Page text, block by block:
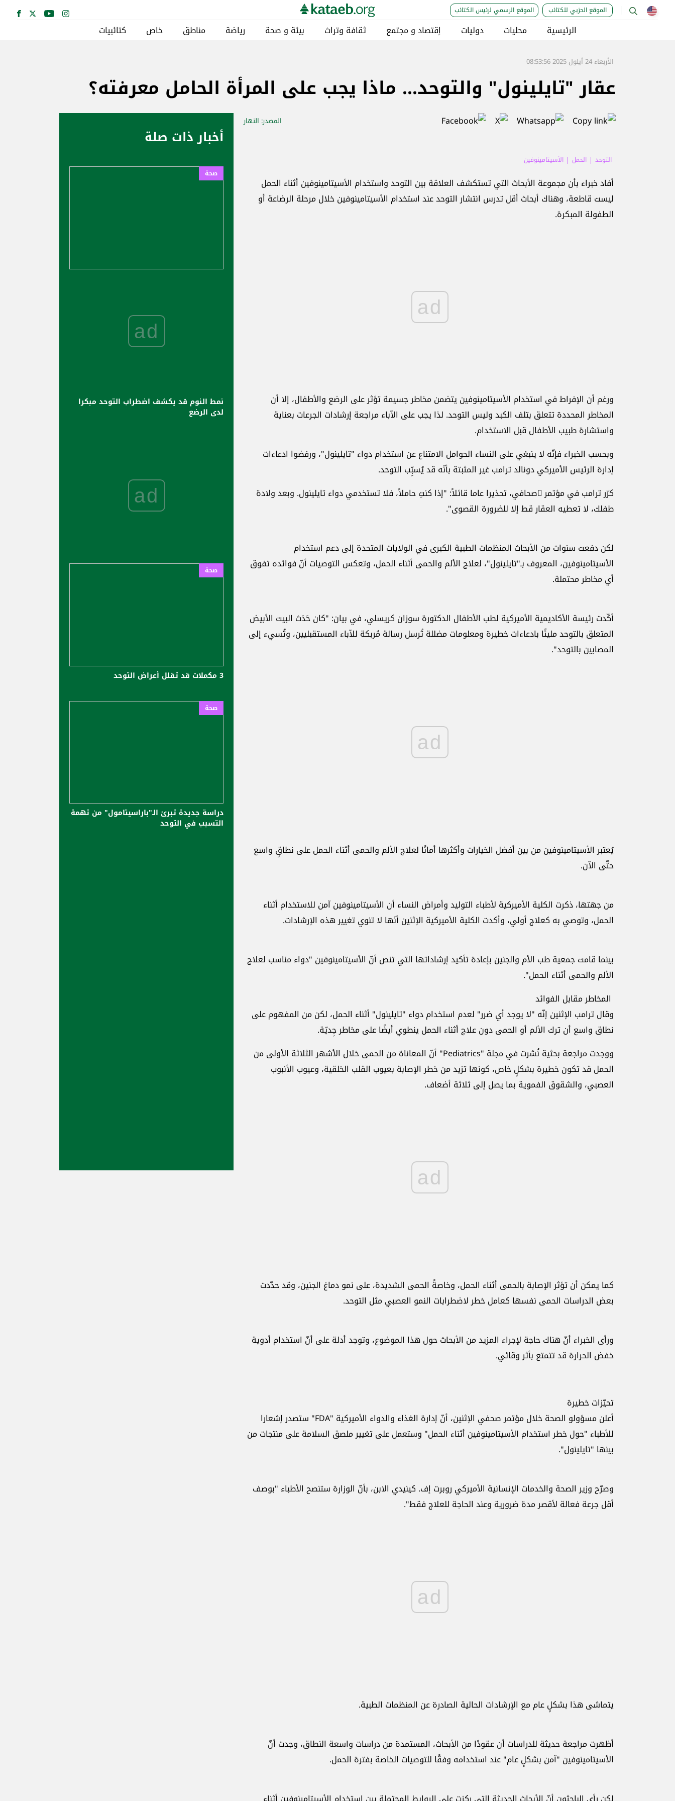
الموقع الحزبي للكتائب الموقع الرسمي لرئيس الكتائب
الرئيسية محليات دوليات إقتصاد و مجتمع ثقافة وتراث بيئة و صحة رياضة مناطق خاص كتائبيات
الأربعاء 24 أيلول 2025 08:53:56
عقار "تايلينول" والتوحد... ماذا يجب على المرأة الحامل ‏معرفته؟
المصدر: النهار
‏التوحد الحمل ‏الأسيتامينوفين
أفاد خبراء بأن مجموعة الأبحاث التي تستكشف العلاقة بين ‏التوحد واستخدام ‏الأسيتامينوفين أثناء الحمل
ليست قاطعة، ‏وهناك أبحاث أقل تدرس ‏انتشار التوحد عند استخدام ‏الأسيتامينوفين خلال مرحلة الرضاعة أو
‏الطفولة المبكرة.‏
ad
ورغم أن الإفراط في استخدام الأسيتامينوفين يتضمن مخاطر ‏جسيمة ‏تؤثر على الرضع والأطفال، إلا أن
المخاطر المحددة ‏تتعلق بتلف الكبد ‏وليس التوحد. لذا يجب على الآباء مراجعة ‏إرشادات الجرعات بعناية
‏واستشارة طبيب الأطفال قبل ‏الاستخدام.‏
وبحسب الخبراء فإنّه لا ينبغي على النساء الحوامل الامتناع ‏عن استخدام دواء "تايلينول"، ورفضوا ادعاءات
إدارة الرئيس ‏الأميركي دونالد ترامب غير المثبتة بأنّه قد يُسبِّب التوحد.‏
كرّر ترامب في مؤتمر ٍصحافي، تحذيرا عاما قائلاً: "إذا كنتِ ‏حاملاً، فلا تستخدمي دواء تايلينول. وبعد ولادة
طفلك، لا ‏تعطيه العقار قط إلا للضرورة القصوى".‏
لكن دفعت سنوات من الأبحاث المنظمات الطبية الكبرى في ‏الولايات المتحدة إلى دعم استخدام
الأسيتامينوفين، المعروف ‏بـ"تايلينول"، لعلاج الألم والحمى أثناء الحمل، وتعكس ‏التوصيات أنّ فوائده تفوق
أي مخاطر محتملة.‏
أكّدت رئيسة الأكاديمية الأميركية لطب الأطفال الدكتورة ‏سوزان كريسلي، في بيان: "كان حَدَث البيت الأبيض
المتعلق ‏بالتوحد مليئًا بادعاءات خطيرة ومعلومات مضللة تُرسل ‏رسالة مُربكة للآباء المستقبليين، وتُسيء إلى
المصابين ‏بالتوحد".‏
ad
يُعتبر الأسيتامينوفين من بين أفضل الخيارات وأكثرها أمانًا ‏لعلاج الألم والحمى أثناء الحمل على نطاقٍ واسع
حتّى الآن.‏
من جهتها، ذكرت الكلية الأميركية لأطباء التوليد وأمراض ‏النساء أن الأسيتامينوفين آمن للاستخدام أثناء
الحمل، وتوصي ‏به كعلاج أولي، وأكدت الكلية الأميركية الإثنين أنّها لا تنوي ‏تغيير هذه الإرشادات.‏
بينما قامت جمعية طب الأم والجنين بإعادة تأكيد إرشاداتها ‏التي تنص أنّ الأسيتامينوفين "دواء مناسب لعلاج
الألم ‏والحمى أثناء الحمل".‏
المخاطر مقابل الفوائد
وقال ترامب الإثنين إنّه "لا يوجد أي ضرر" لعدم استخدام ‏دواء "تايلينول" أثناء الحمل، لكن من المفهوم على
نطاق ‏واسع أن ترك الألم أو الحمى دون علاج أثناء الحمل ينطوي ‏أيضًا على مخاطر جِديّة.‏
ووجدت مراجعة بحثية نُشرت في مجلة "‏Pediatrics‏" أنّ ‏المعاناة من الحمى خلال الأشهر الثلاثة الأولى من
الحمل قد ‏تكون خطيرة بشكلٍ خاص، كونها تزيد من خطر الإصابة ‏بعيوب القلب الخلقية، وعيوب الأنبوب
العصبي، والشقوق ‏الفموية بما يصل إلى ثلاثة أضعاف.‏
ad
كما يمكن أن تؤثر الإصابة بالحمى أثناء الحمل، وخاصةً ‏الحمى الشديدة، على نمو دماغ الجنين، وقد حدّدت
بعض ‏الدراسات الحمى نفسها كعامل خطر لاضطرابات النمو ‏العصبي مثل التوحد.‏
ورأى الخبراء أنّ هناك حاجة لإجراء المزيد من الأبحاث ‏حول هذا الموضوع، وتوجد أدلة على أنّ استخدام أدوية
‏خفض الحرارة قد تتمتع بأثر وقائي.‏
تحيّزات خطيرة
أعلن مسؤولو الصحة خلال مؤتمر صحفي الإثنين، أنّ إدارة ‏الغذاء والدواء الأميركية "‏FDA‏" ستصدر إشعارا
للأطباء ‏‏"حول خطر استخدام الأسيتامينوفين أثناء الحمل" وستعمل ‏على تغيير ملصق السلامة على منتجات من
بينها "تايلينول".‏
وصرّح وزير الصحة والخدمات الإنسانية الأميركي روبرت ‏إف. كينيدي الابن، بأنّ الوزارة ستنصح الأطباء "بوصف
أقل ‏جرعة فعالة لأقصر مدة ضرورية وعند الحاجة للعلاج فقط".‏
ad
يتماشى هذا بشكلٍ عام مع الإرشادات الحالية الصادرة عن ‏المنظمات الطبية.‏
أظهرت مراجعة حديثة للدراسات أن عقودًا من الأبحاث، ‏المستمدة من دراسات واسعة النطاق، وجدت أنّ
‏الأسيتامينوفين "آمن بشكلٍ عام" عند استخدامه وفقًا للتوصيات ‏الخاصة بفترة الحمل.‏
أخبار ذات صلة
صحة
ad
نمط النوم قد يكشف اضطراب التوحد مبكرا
لدى الرضع
ad
صحة
3 مكملات قد تقلل أعراض التوحد
صحة
دراسة جديدة تبرئ الـ"باراسيتامول" من تهمة
التسبب في التوحد